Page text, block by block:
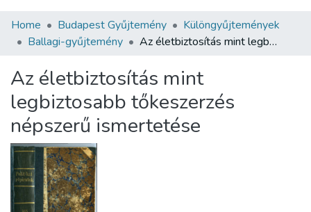
Communities & Collections
Statistics
About us
Home Budapest Gyűjtemény
Különgyűjtemények
Ballagi-gyűjtemény
Az életbiztosítás mint legbiztosabb tőkeszerzés népszerű ismertetése
Az életbiztosítás mint
legbiztosabb tőkeszerzés
népszerű ismertetése